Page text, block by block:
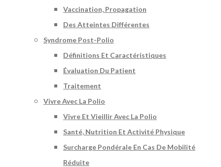
Vaccination, Propagation
Des Atteintes Différentes
Syndrome Post-Polio
Définitions Et Caractéristiques
Évaluation Du Patient
Traitement
Vivre Avec La Polio
Vivre Et Vieillir Avec La Polio
Santé, Nutrition Et Activité Physique
Surcharge Pondérale En Cas De Mobilité
Réduite